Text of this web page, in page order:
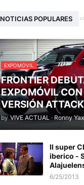
NOTICIAS POPULARES
EXPOMOVIL
FRONTIER
EXPOMÓVIL
VERSIÓN ATTACK
by VIVE ACTUAL · Ronny Yax
II super
iberico -
6/25/2013